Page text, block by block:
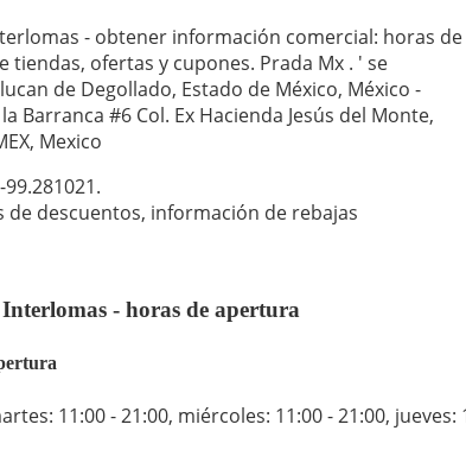
- obtener información comercial: horas de
tiendas, ofertas y cupones. Prada Mx . ' se
de Degollado, Estado de México, México -
Barranca #6 Col. Ex Hacienda Jesús del Monte,
Mexico
-99.281021.
de descuentos, información de rebajas
- horas de apertura
11:00 - 21:00, miércoles: 11:00 - 21:00, jueves: